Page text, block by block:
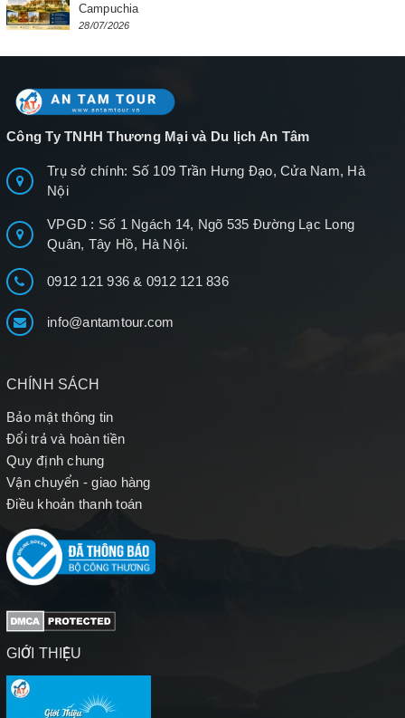
Campuchia
28/07/2026
Công Ty TNHH Thương Mại và Du lịch An Tâm
Trụ sở chính: Số 109 Trần Hưng Đạo, Cửa Nam, Hà
Nội
VPGD : Số 1 Ngách 14, Ngõ 535 Đường Lạc Long
Quân, Tây Hồ, Hà Nội.
0912 121 936& 0912 121 836
info@antamtour.com
CHÍNH SÁCH
Bảo mật thông tin
Đổi trả và hoàn tiền
Quy định chung
Vận chuyển - giao hàng
Điều khoản thanh toán
GIỚI THIỆU